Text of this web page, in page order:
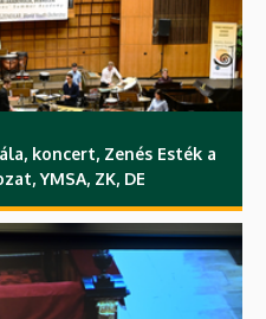
koncert, Zenés Esték a
YMSA, ZK, DE